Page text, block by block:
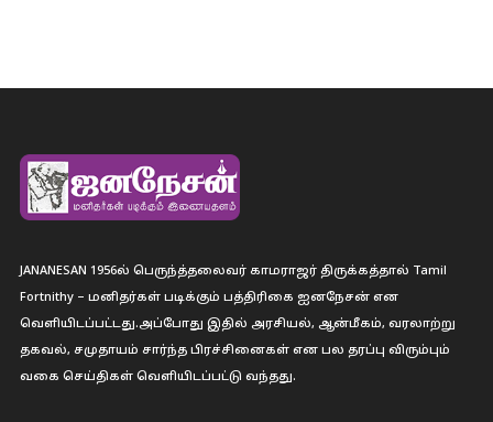
JANANESAN 1956ல் பெருந்த்தலைவர் காமராஜர் திருக்கத்தால் Tamil
Fortnithy – மனிதர்கள் படிக்கும் பத்திரிகை ஐனநேசன் என
வெளியிடப்பட்டது.அப்போது இதில் அரசியல், ஆன்மீகம், வரலாற்று
தகவல், சமுதாயம் சார்ந்த பிரச்சினைகள் என பல தரப்பு விரும்பும்
வகை செய்திகள் வெளியிடப்பட்டு வந்தது.